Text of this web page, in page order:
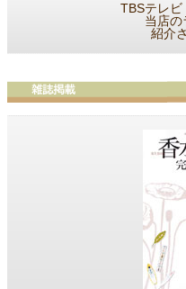
TBSテレビ
当店の
紹介